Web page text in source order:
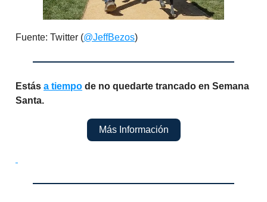
Fuente: Twitter (@JeffBezos)
Estás a tiempo de no quedarte trancado en Semana
Santa.
Más Información